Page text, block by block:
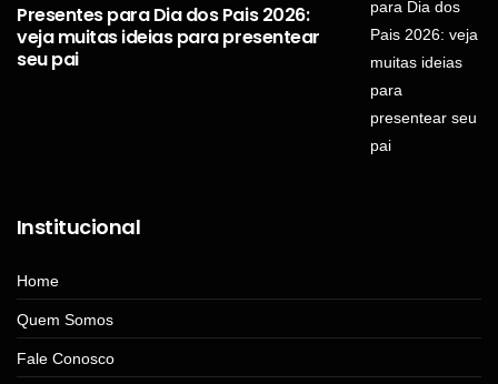
Presentes para Dia dos Pais 2026:
veja muitas ideias para presentear
seu pai
Institucional
Home
Quem Somos
Fale Conosco